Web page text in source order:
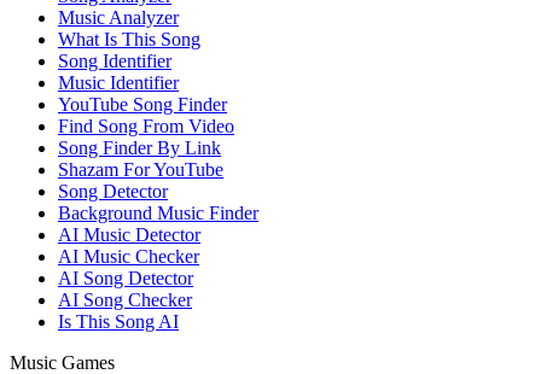
Music Analyzer
What Is This Song
Song Identifier
Music Identifier
YouTube Song Finder
Find Song From Video
Song Finder By Link
Shazam For YouTube
Song Detector
Background Music Finder
AI Music Detector
AI Music Checker
AI Song Detector
AI Song Checker
Is This Song AI
Music Games